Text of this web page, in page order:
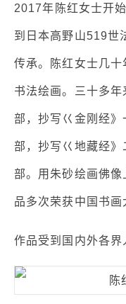
2017年陈红女士开
到日本高野山519世
传承。陈红女士几
书法绘画。三十多
部，抄写巜金刚经
部，抄写巜地藏经
部。用朱砂绘画佛
品多次荣获中国书画
作品受到国内外各